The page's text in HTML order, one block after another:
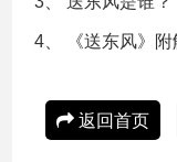
4、 《送东风》
返回首页